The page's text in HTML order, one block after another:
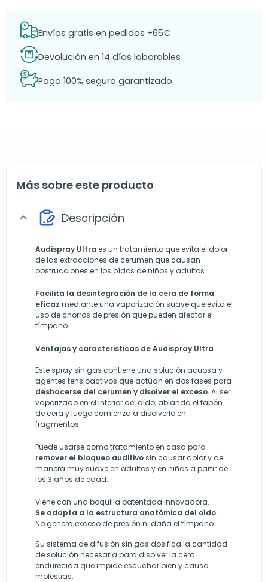
Envíos gratis en pedidos +65€
Devolución en 14 días laborables
Pago 100% seguro garantizado
Más sobre este producto
expand_more Descripción
Audispray Ultra es un tratamiento que evita el dolor
de las extracciones de cerumen que causan
obstrucciones en los oídos de niños y adultos.
Facilita la desintegración de la cera de forma
eficaz mediante una vaporización suave que evita el
uso de chorros de presión que pueden afectar el
tímpano.
Ventajas y caracteristicas de Audispray Ultra
Este spray sin gas contiene una solución acuosa y
agentes tensioactivos que actúan en dos fases para
deshacerse del cerumen y disolver el exceso.Al ser
vaporizado en el interior del oído, ablanda el tapón
de cera y luego comienza a disolverlo en
fragmentos.
Puede usarse como tratamiento en casa para
remover el bloqueo auditivosin causar dolor y de
manera muy suave en adultos y en niños a partir de
los 3 años de edad.
Viene con una boquilla patentada innovadora.
Se adapta a la estructura anatómica del oído.
No genera exceso de presión ni daña el tímpano.
Su sistema de difusión sin gas dosifica la cantidad
de solución necesaria para disolver la cera
endurecida que impide escuchar bien y causa
molestias.